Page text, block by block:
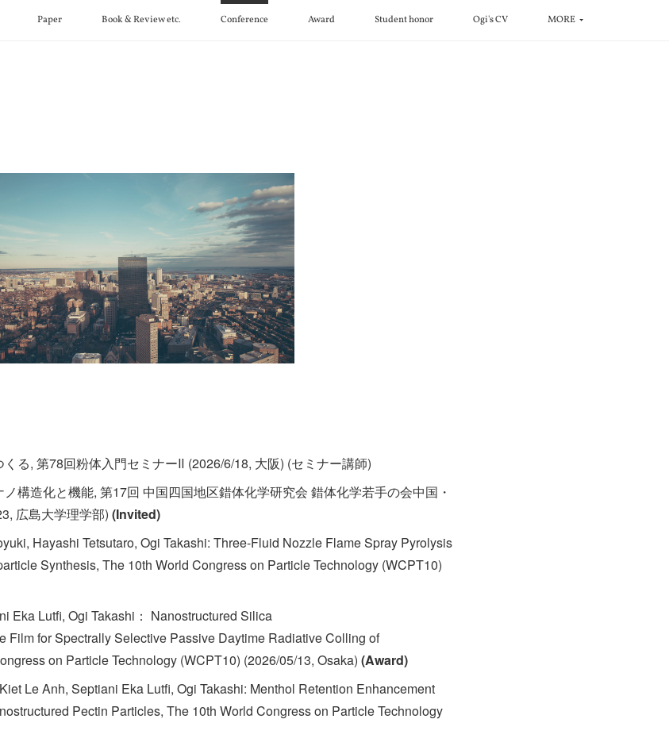
Paper Book & Review etc. Conference Award Student honor Ogi's CV MORE
る, 第78回粉体入門セミナーⅡ (2026/6/18, 大阪) (セミナー講師)
構造化と機能, 第17回 中国四国地区錯体化学研究会 錯体化学若手の会中国・
広島大学理学部) (Invited)
Hayashi Tetsutaro, Ogi Takashi: Three-Fluid Nozzle Flame Spray Pyrolysis
Synthesis, The 10th World Congress on Particle Technology (WCPT10)
Eka Lutfi, Ogi Takashi： Nanostructured Silica
Film for Spectrally Selective Passive Daytime Radiative Colling of
on Particle Technology (WCPT10) (2026/05/13, Osaka) (Award)
Le Anh, Septiani Eka Lutfi, Ogi Takashi: Menthol Retention Enhancement
Pectin Particles, The 10th World Congress on Particle Technology